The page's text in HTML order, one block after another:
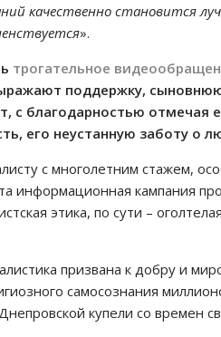
качественно становится
».
трогательное
поддержку,
с благодарностью отмечая
его неустанную заботу о
с многолетним стажем,
информационная кампания
этика, по сути –
призвана к добру и
самосознания
купели со времен